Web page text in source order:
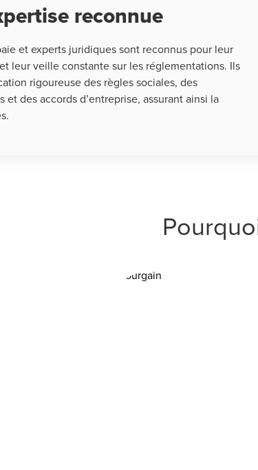
reconnue
et experts juridiques sont reconnus pour leur
leur veille constante sur les réglementations. Ils
rigoureuse des règles sociales, des
des accords d’entreprise, assurant ainsi la